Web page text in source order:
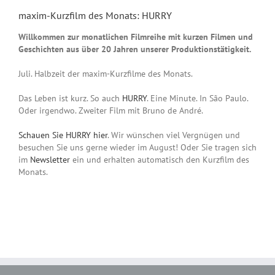
maxim-Kurzfilm des Monats: HURRY
Willkommen zur monatlichen Filmreihe mit kurzen Filmen und
Geschichten aus über 20 Jahren unserer Produktionstätigkeit.
Juli. Halbzeit der maxim-Kurzfilme des Monats.
Das Leben ist kurz. So auch HURRY. Eine Minute. In São Paulo.
Oder irgendwo. Zweiter Film mit Bruno de André.
Schauen Sie HURRY hier. Wir wünschen viel Vergnügen und
besuchen Sie uns gerne wieder im August! Oder Sie tragen sich
im Newsletter ein und erhalten automatisch den Kurzfilm des
Monats.